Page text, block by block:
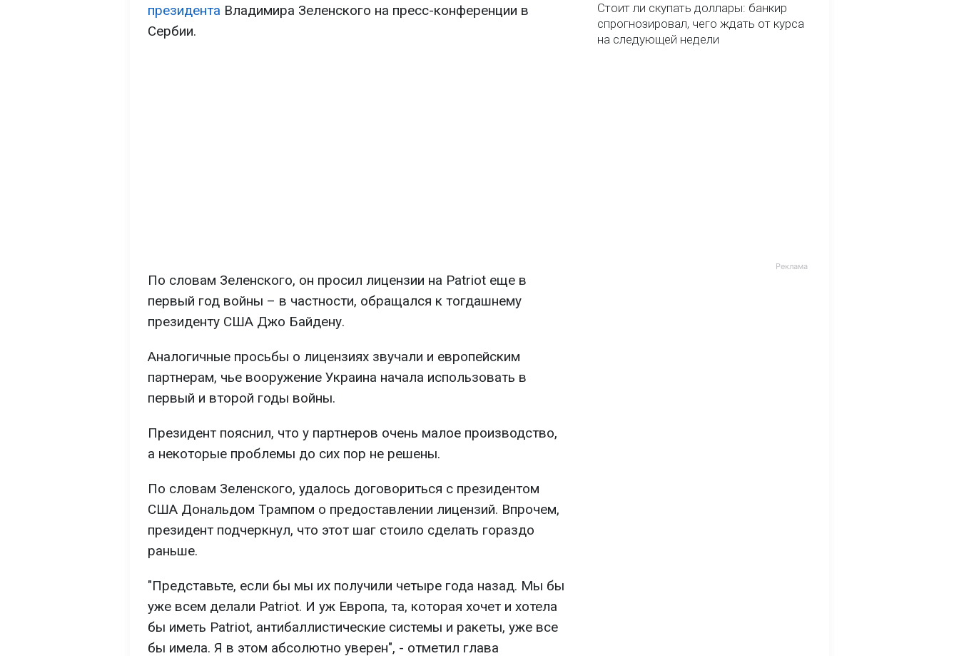
президента Владимира Зеленского на пресс-конференции в
Сербии.
По словам Зеленского, он просил лицензии на Patriot еще в
первый год войны – в частности, обращался к тогдашнему
президенту США Джо Байдену.
Аналогичные просьбы о лицензиях звучали и европейским
партнерам, чье вооружение Украина начала использовать в
первый и второй годы войны.
Президент пояснил, что у партнеров очень малое производство,
а некоторые проблемы до сих пор не решены.
По словам Зеленского, удалось договориться с президентом
США Дональдом Трампом о предоставлении лицензий. Впрочем,
президент подчеркнул, что этот шаг стоило сделать гораздо
раньше.
"Представьте, если бы мы их получили четыре года назад. Мы бы
уже всем делали Patriot. И уж Европа, та, которая хочет и хотела
бы иметь Patriot, антибаллистические системы и ракеты, уже все
бы имела. Я в этом абсолютно уверен", - отметил глава
Стоит ли скупать доллары: банкир
спрогнозировал, чего ждать от курса
на следующей недели